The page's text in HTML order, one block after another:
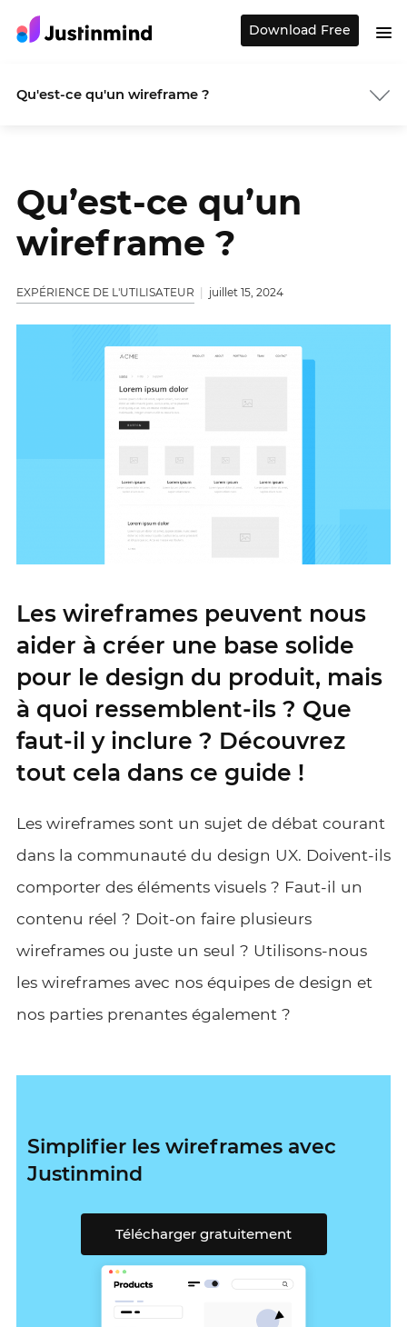
Download Free
Qu'est-ce qu'un wireframe ?
Qu’est-ce qu’un
wireframe ?
EXPÉRIENCE DE L'UTILISATEUR juillet 15, 2024
Les wireframes peuvent nous
aider à créer une base solide
pour le design du produit, mais
à quoi ressemblent-ils ? Que
faut-il y inclure ? Découvrez
tout cela dans ce guide !
Les wireframes sont un sujet de débat courant
dans la communauté du design UX. Doivent-ils
comporter des éléments visuels ? Faut-il un
contenu réel ? Doit-on faire plusieurs
wireframes ou juste un seul ? Utilisons-nous
les wireframes avec nos équipes de design et
nos parties prenantes également ?
Simplifier les wireframes avec
Justinmind
Télécharger gratuitement